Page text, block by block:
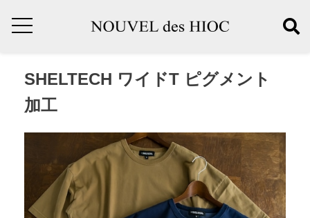
SHELTECH ワイドT ピグメント
加工